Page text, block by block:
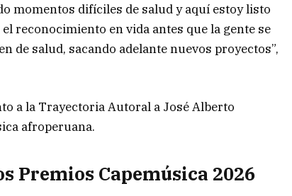
momentos difíciles de salud y aquí estoy listo
reconocimiento en vida antes que la gente se
de salud, sacando adelante nuevos proyectos”,
a la Trayectoria Autoral a José Alberto
afroperuana.
Premios Capemúsica 2026